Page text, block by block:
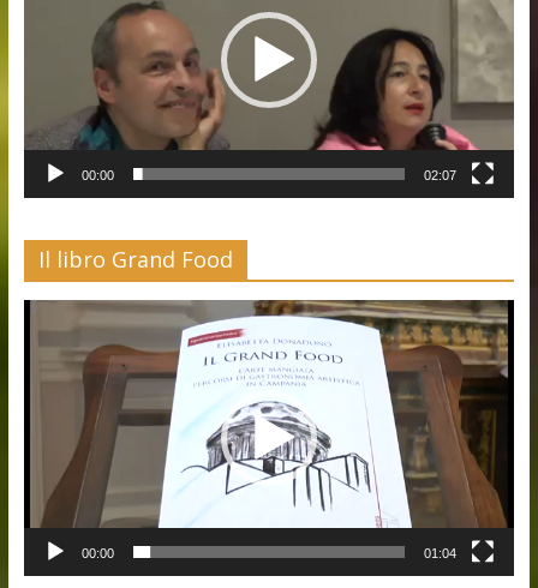
00:00 02:07
Il libro Grand Food
00:00 01:04